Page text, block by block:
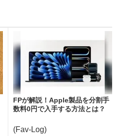
FPが解説！Apple製品を分割手
数料0円で入手する方法とは？
(Fav-Log)